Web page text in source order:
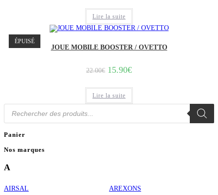
Lire la suite
ÉPUISÉ
JOUE MOBILE BOOSTER / OVETTO
22.00€ Le
initial
était :
22.00€.
15.90€Le
actuel
15.90€.
Lire la suite
Recherche
Panier
Nos marques
A
AIRSAL
AREXONS